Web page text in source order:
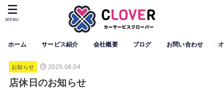
ホーム サービス紹介 会社概要 ブログ お問い合わせ
MENU
お知らせ 2025.06.04
店休日のお知らせ